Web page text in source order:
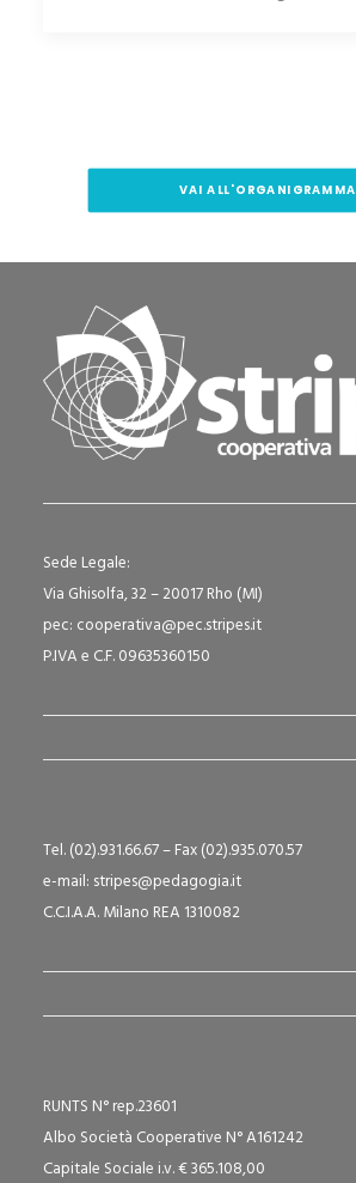
VAI ALL'ORGANIGRAMMA
Sede Legale:
Via Ghisolfa, 32 – 20017 Rho (MI)
pec: cooperativa@pec.stripes.it
P.IVA e C.F. 09635360150
Tel. (02).931.66.67 – Fax (02).935.070.57
e-mail: stripes@pedagogia.it
C.C.I.A.A. Milano REA 1310082
RUNTS N° rep.23601
Albo Società Cooperative N° A161242
Capitale Sociale i.v. € 365.108,00